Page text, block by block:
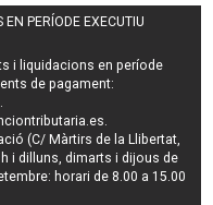
EN PERÍODE EXECUTIU
i liquidacions en període
de pagament:
.
(C/ Màrtirs de la Llibertat,
i dilluns, dimarts i dijous de
horari de 8.00 a 15.00